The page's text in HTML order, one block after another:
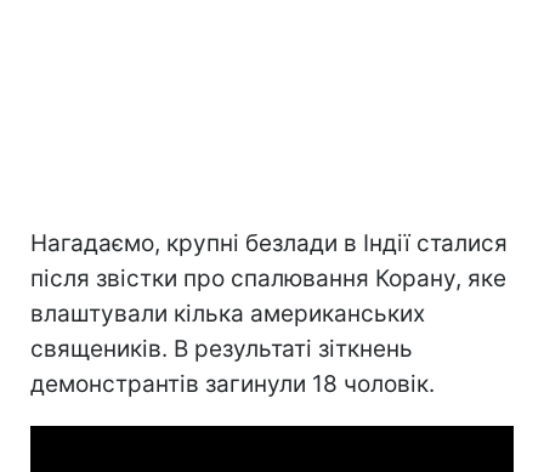
Нагадаємо, крупні безлади в Індії сталися
після звістки про спалювання Корану, яке
влаштували кілька американських
священиків. В результаті зіткнень
демонстрантів загинули 18 чоловік.